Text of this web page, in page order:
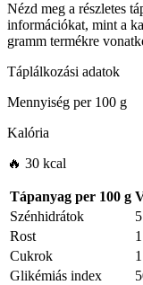
Nézd meg a részletes
információkat, mint a
gramm termékre
Táplálkozási adatok
Mennyiség per100 g
Kalória
🔥 30 kcal
Tápanyag per 100 g
Szénhidrátok
5
Rost
1
Cukrok
1
Glikémiás index